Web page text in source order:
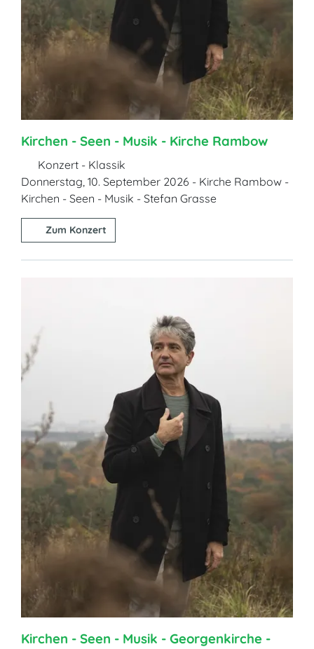
Kirchen - Seen - Musik - Kirche Rambow
Konzert - Klassik
Donnerstag, 10. September 2026 - Kirche Rambow -
Kirchen - Seen - Musik - Stefan Grasse
Zum Konzert
Kirchen - Seen - Musik - Georgenkirche -